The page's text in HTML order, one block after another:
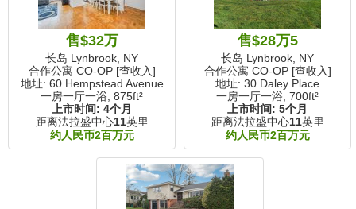
售$32万
长岛 Lynbrook, NY
合作公寓 CO-OP [查收入]
地址: 60 Hempstead Avenue
一房一厅一浴, 875ft²
上市时间: 4个月
距离法拉盛中心11英里
约人民币2百万元
售$28万5
长岛 Lynbrook, NY
合作公寓 CO-OP [查收入]
地址: 30 Daley Place
一房一厅一浴, 700ft²
上市时间: 5个月
距离法拉盛中心11英里
约人民币2百万元